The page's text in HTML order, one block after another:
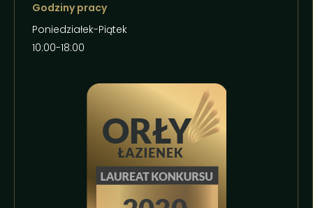
Godziny pracy
Poniedziałek-Piątek
10:00-18:00